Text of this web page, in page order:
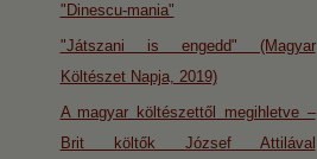
"Dinescu-mania"
"Játszani is engedd" (Magyar
Költészet Napja, 2019)
A magyar költészettől megihletve –
Brit költők József Attilával